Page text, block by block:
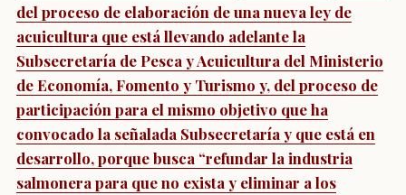
del proceso de elaboración de una nueva ley de
acuicultura que está llevando adelante la
Subsecretaría de Pesca y Acuicultura del Ministerio
de Economía, Fomento y Turismo y, del proceso de
participación para el mismo objetivo que ha
convocado la señalada Subsecretaría y que está en
desarrollo, porque busca “refundar la industria
salmonera para que no exista y eliminar a los